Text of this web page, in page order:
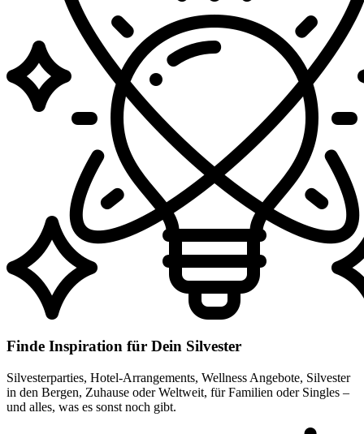
Finde Inspiration für Dein Silvester
Silvesterparties, Hotel-Arrangements, Wellness Angebote, Silvester
in den Bergen, Zuhause oder Weltweit, für Familien oder Singles –
und alles, was es sonst noch gibt.